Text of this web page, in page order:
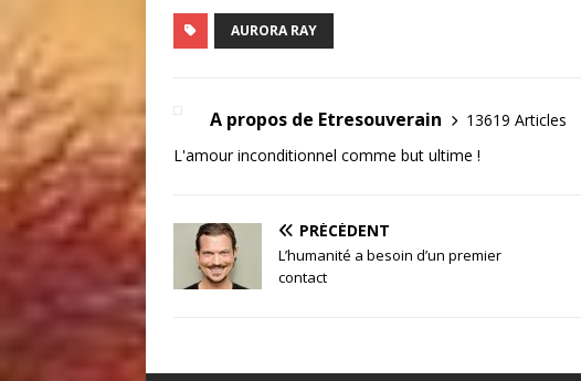
AURORA RAY
A propos de Etresouverain
13619 Articles
L'amour inconditionnel comme but ultime !
PRÉCÉDENT
L’humanité a besoin d’un premier
contact